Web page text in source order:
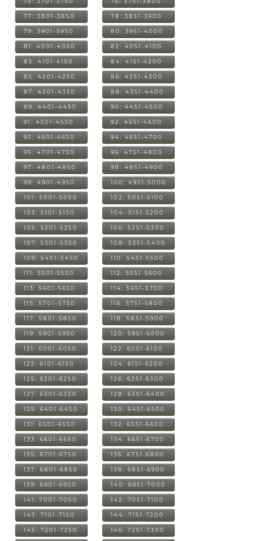
77: 3801-3850 78: 3851-3900
79: 3901-3950 80: 3951-4000
81: 4001-4050 82: 4051-4100
83: 4101-4150 84: 4151-4200
85: 4201-4250 86: 4251-4300
87: 4301-4350 88: 4351-4400
89: 4401-4450 90: 4451-4500
91: 4501-4550 92: 4551-4600
93: 4601-4650 94: 4651-4700
95: 4701-4750 96: 4751-4800
97: 4801-4850 98: 4851-4900
99: 4901-4950 100: 4951-5000
101: 5001-5050 102: 5051-5100
103: 5101-5150 104: 5151-5200
105: 5201-5250 106: 5251-5300
107: 5301-5350 108: 5351-5400
109: 5401-5450 110: 5451-5500
111: 5501-5550 112: 5551-5600
113: 5601-5650 114: 5651-5700
115: 5701-5750 116: 5751-5800
117: 5801-5850 118: 5851-5900
119: 5901-5950 120: 5951-6000
121: 6001-6050 122: 6051-6100
123: 6101-6150 124: 6151-6200
125: 6201-6250 126: 6251-6300
127: 6301-6350 128: 6351-6400
129: 6401-6450 130: 6451-6500
131: 6501-6550 132: 6551-6600
133: 6601-6650 134: 6651-6700
135: 6701-6750 136: 6751-6800
137: 6801-6850 138: 6851-6900
139: 6901-6950 140: 6951-7000
141: 7001-7050 142: 7051-7100
143: 7101-7150 144: 7151-7200
145: 7201-7250 146: 7251-7300